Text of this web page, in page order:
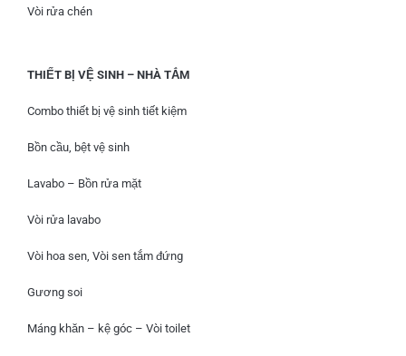
Vòi rửa chén
THIẾT BỊ VỆ SINH – NHÀ TẮM
Combo thiết bị vệ sinh tiết kiệm
Bồn cầu, bệt vệ sinh
Lavabo – Bồn rửa mặt
Vòi rửa lavabo
Vòi hoa sen, Vòi sen tắm đứng
Gương soi
Máng khăn – kệ góc – Vòi toilet